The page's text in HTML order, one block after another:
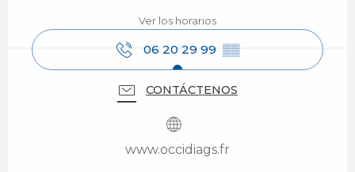
Ver los horarios
06 20 29 99 ▒▒
CONTÁCTENOS
www.occidiags.fr